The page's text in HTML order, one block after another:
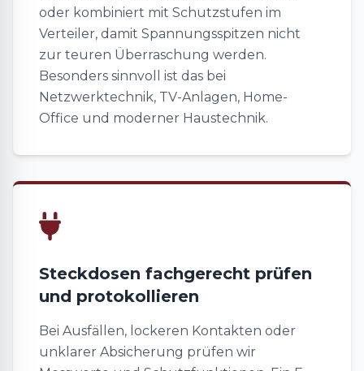
oder kombiniert mit Schutzstufen im
Verteiler, damit Spannungsspitzen nicht
zur teuren Überraschung werden.
Besonders sinnvoll ist das bei
Netzwerktechnik, TV-Anlagen, Home-
Office und moderner Haustechnik.
Steckdosen fachgerecht prüfen
und protokollieren
Bei Ausfällen, lockeren Kontakten oder
unklarer Absicherung prüfen wir